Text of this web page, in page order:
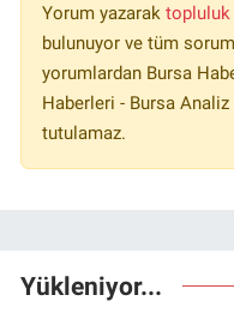
Yorum yazarak topluluk
bulunuyor ve tüm
yorumlardan Bursa
Haberleri - Bursa
tutulamaz.
Yükleniyor...